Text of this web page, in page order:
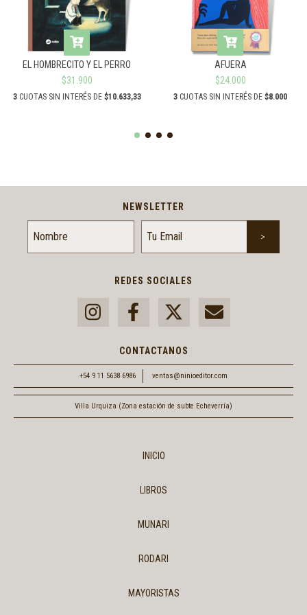
EL HOMBRECITO Y EL PERRO
$31.900
3CUOTAS SIN INTERÉS DE $10.633,33
AFUERA
$24.000
3 CUOTAS SIN INTERÉS DE $8.000
NEWSLETTER
REDES SOCIALES
CONTACTANOS
+54 9 11 5638 6986 ventas@ninioeditor.com
Villa Urquiza (Zona estación de subte Echeverría)
INICIO
LIBROS
MUNARI
RODARI
MAYORISTAS